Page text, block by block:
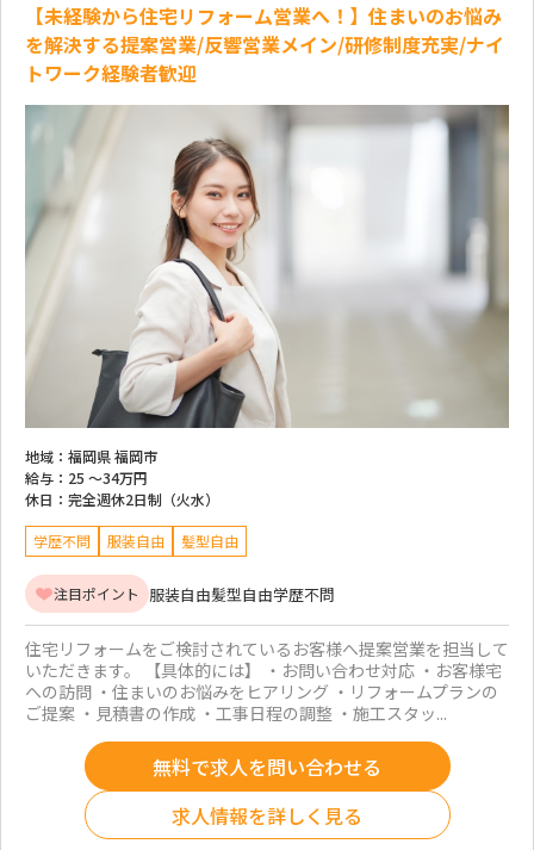
【未経験から住宅リフォーム営業へ！】住まいのお悩み
を解決する提案営業/反響営業メイン/研修制度充実/ナイ
トワーク経験者歓迎
地域： 福岡県 福岡市
給与： 25 ～34万円
休日： 完全週休2日制（火水）
学歴不問 服装自由 髪型自由
注目ポイント 服装自由髪型自由学歴不問
住宅リフォームをご検討されているお客様へ提案営業を担当して
いただきます。 【具体的には】 ・お問い合わせ対応 ・お客様宅
への訪問 ・住まいのお悩みをヒアリング ・リフォームプランの
ご提案 ・見積書の作成 ・工事日程の調整 ・施工スタッ...
無料で求人を問い合わせる
求人情報を詳しく見る